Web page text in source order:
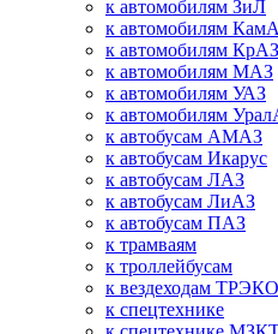
к автомобилям ЗиЛ
к автомобилям
к автомобилям КрАЗ
к автомобилям МАЗ
к автомобилям УАЗ
к автомобилям
к автобусам АМАЗ
к автобусам Икарус
к автобусам ЛАЗ
к автобусам ЛиАЗ
к автобусам ПАЗ
к трамваям
к троллейбусам
к вездеходам
к спецтехнике